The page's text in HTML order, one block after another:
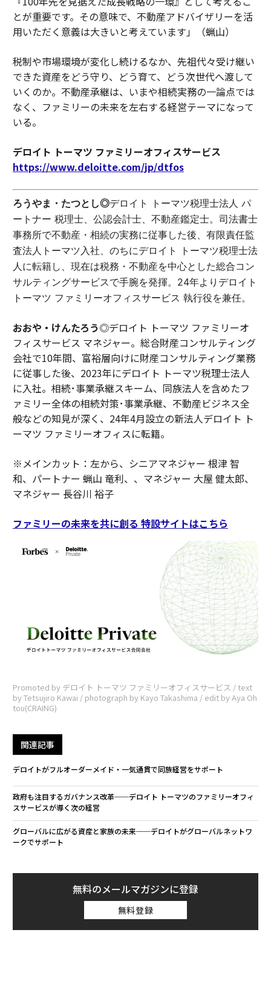
とが重要です。その意味で、不動産アドバイザリーを活
用いただく意義は大きいと考えています」（蝋山）
税制や市場環境が変化し続けるなか、先祖代々受け継い
できた資産をどう守り、どう育て、どう次世代へ渡して
いくのか。不動産承継は、いまや相続実務の一論点では
なく、ファミリーの未来を左右する経営テーマになって
いる。
デロイト トーマツ ファミリーオフィスサービス
https://www.deloitte.com/jp/dtfos
ろうやま・たつとし◎デロイト トーマツ税理士法人 パ
ートナー 税理士、公認会計士、不動産鑑定士。司法書士
事務所で不動産・相続の実務に従事した後、有限責任監
査法人トーマツ入社、のちにデロイト トーマツ税理士法
人に転籍し、現在は税務・不動産を中心とした総合コン
サルティングサービスで手腕を発揮。24年よりデロイト
トーマツ ファミリーオフィスサービス 執行役を兼任。
おおや・けんたろう◎デロイト トーマツ ファミリーオ
フィスサービス マネジャー。総合財産コンサルティング
会社で10年間、富裕層向けに財産コンサルティング業務
に従事した後、2023年にデロイト トーマツ税理士法人
に入社。相続･事業承継スキーム、同族法人を含めたフ
ァミリー全体の相続対策･事業承継、不動産ビジネス全
般などの知見が深く、24年4月設立の新法人デロイト ト
ーマツ ファミリーオフィスに転籍。
※メインカット：左から、シニアマネジャー 根津 智
和、パートナー 蝋山 竜利、、マネジャー 大屋 健太郎、
マネジャー 長谷川 裕子
ファミリーの未来を共に創る 特設サイトはこちら
Promoted by デロイト トーマツ ファミリーオフィスサービス / text
by Tetsujiro Kawai / photograph by Kayo Takashima / edit by Aya Oh
tou(CRAING)
関連記事
デロイトがフルオーダーメイド・一気通貫で同族経営をサポート
政府も注目するガバナンス改革──デロイト トーマツのファミリーオフィ
スサービスが導く次の経営
グローバルに広がる資産と家族の未来──デロイトがグローバルネットワ
ークでサポート
無料のメールマガジンに登録
無料登録